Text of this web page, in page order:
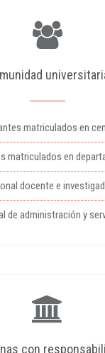
matriculados en
matriculados en
docente e
de administración y
con